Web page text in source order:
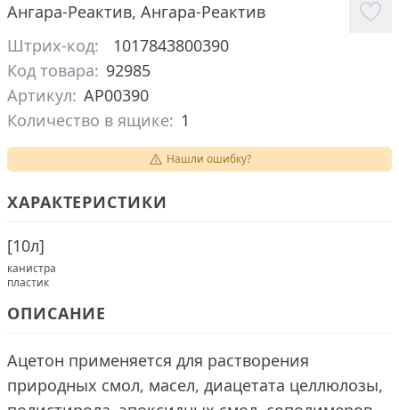
Ангара-Реактив, Ангара-Реактив
Штрих-код:
1017843800390
Код товара: 92985
Артикул: АР00390
Количество в ящике: 1
Нашли ошибку?
ХАРАКТЕРИСТИКИ
[10л]
канистра
пластик
ОПИСАНИЕ
Ацетон применяется для растворения
природных смол, масел, диацетата целлюлозы,